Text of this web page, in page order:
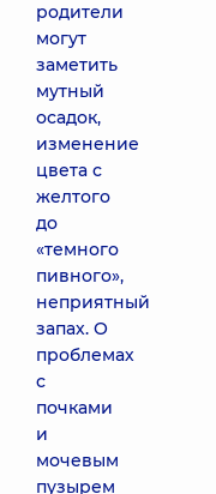
родители
могут
заметить
мутный
осадок,
изменение
цвета с
желтого
до
«темного
пивного»,
неприятный
запах. О
проблемах
с
почками
и
мочевым
пузырем